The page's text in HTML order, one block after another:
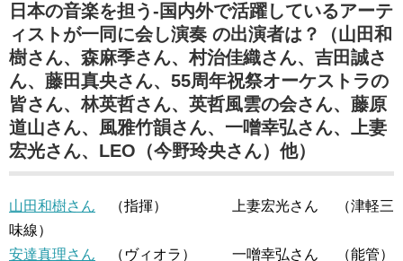
日本の音楽を担う-国内外で活躍しているアーテ
ィストが一同に会し演奏 の出演者は？（山田和
樹さん、森麻季さん、村治佳織さん、吉田誠さ
ん、藤田真央さん、55周年祝祭オーケストラの
皆さん、林英哲さん、英哲風雲の会さん、藤原
道山さん、風雅竹韻さん、一噌幸弘さん、上妻
宏光さん、LEO（今野玲央さん）他）
山田和樹さん （指揮） 上妻宏光さん （津軽三
味線）
安達真理さん （ヴィオラ） 一噌幸弘さん （能管）